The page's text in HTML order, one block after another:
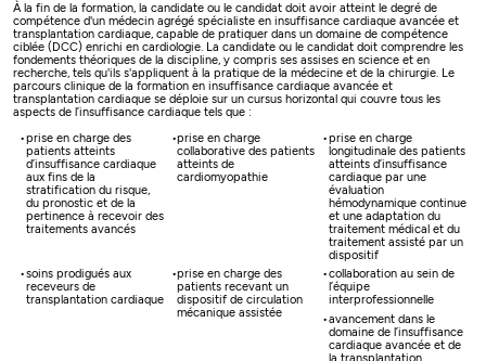
À la fin de la formation, la candidate ou le candidat doit avoir atteint le degré de
compétence d'un médecin agrégé spécialiste en insuffisance cardiaque avancée et
transplantation cardiaque, capable de pratiquer dans un domaine de compétence
ciblée (DCC) enrichi en cardiologie. La candidate ou le candidat doit comprendre les
fondements théoriques de la discipline, y compris ses assises en science et en
recherche, tels qu'ils s'appliquent à la pratique de la médecine et de la chirurgie. Le
parcours clinique de la formation en insuffisance cardiaque avancée et
transplantation cardiaque se déploie sur un cursus horizontal qui couvre tous les
aspects de l’insuffisance cardiaque tels que :
prise en charge des
patients atteints
d’insuffisance cardiaque
aux fins de la
stratification du risque,
du pronostic et de la
pertinence à recevoir des
traitements avancés
prise en charge
collaborative des patients
atteints de
cardiomyopathie
prise en charge
longitudinale des patients
atteints d’insuffisance
cardiaque par une
évaluation
hémodynamique continue
et une adaptation du
traitement médical et du
traitement assisté par un
dispositif
soins prodigués aux
receveurs de
transplantation cardiaque
prise en charge des
patients recevant un
dispositif de circulation
mécanique assistée
collaboration au sein de
l’équipe
interprofessionnelle
avancement dans le
domaine de l’insuffisance
cardiaque avancée et de